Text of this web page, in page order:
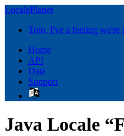
LocalePlanet
Toto, I've a feeling we're
Home
API
Data
Support
Java Locale